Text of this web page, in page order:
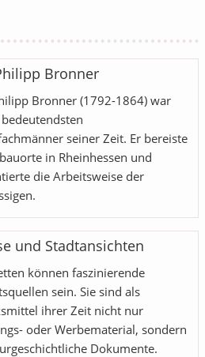
Bronner
Bronner (1792-1864) war
seiner Zeit. Er bereiste
in Rheinhessen und
die Arbeitsweise der
und Stadtansichten
können faszinierende
sein. Sie sind als
ihrer Zeit nicht nur
oder Werbematerial, sondern
Dokumente.